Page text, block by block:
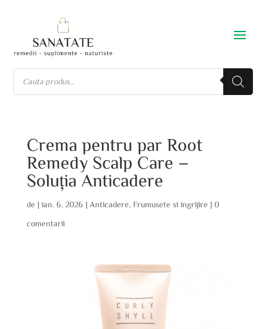
Crema pentru par Root
Remedy Scalp Care –
Soluția Anticadere
de | ian. 6, 2026 | Anticadere, Frumusete si ingrijire| 0
comentarii